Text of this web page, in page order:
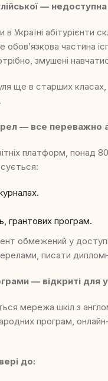
— недоступна
Україні абітурієнти
частина
змушені
ще в старших
— все переважно
платформ, понад
грантових програм.
обмежений у
писати
— відкриті для
мережа шкіл з
програм,
до: